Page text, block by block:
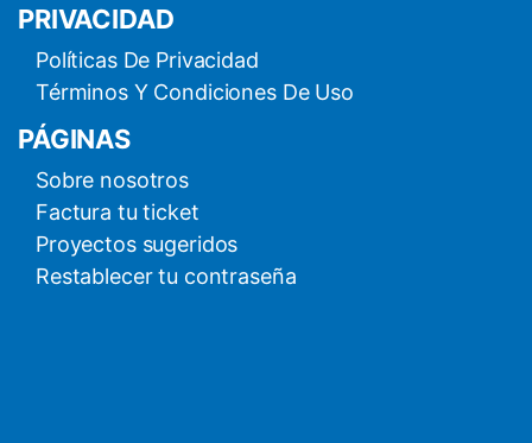
PRIVACIDAD
Políticas De Privacidad
Términos Y Condiciones De Uso
PÁGINAS
Sobre nosotros
Factura tu ticket
Proyectos sugeridos
Restablecer tu contraseña